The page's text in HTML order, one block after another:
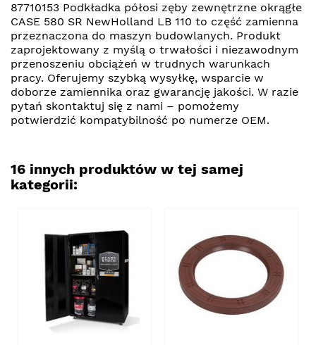
87710153 Podkładka półosi zęby zewnętrzne okrągłe
CASE 580 SR NewHolland LB 110 to część zamienna
przeznaczona do maszyn budowlanych. Produkt
zaprojektowany z myślą o trwałości i niezawodnym
przenoszeniu obciążeń w trudnych warunkach
pracy. Oferujemy szybką wysyłkę, wsparcie w
doborze zamiennika oraz gwarancję jakości. W razie
pytań skontaktuj się z nami – pomożemy
potwierdzić kompatybilność po numerze OEM.
16 innych produktów w tej samej
kategorii: